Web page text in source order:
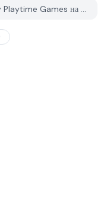
Как мне сообщить о проблеме с Puppy Playtime Games на PGYER APK HUB?